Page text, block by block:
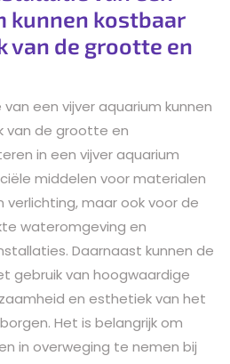
kunnen kostbaar
van de grootte en
een vijver aquarium kunnen
van de grootte en
in een vijver aquarium
middelen voor materialen
verlichting, maar ook voor de
wateromgeving en
Daarnaast kunnen de
gebruik van hoogwaardige
en esthetiek van het
Het is belangrijk om
in overweging te nemen bij